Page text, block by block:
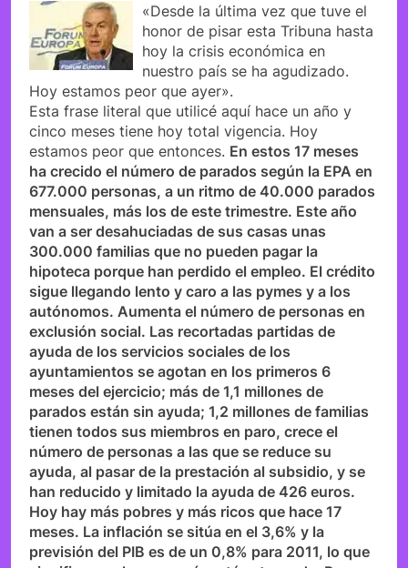
«Desde la última vez que tuve el
honor de pisar esta Tribuna hasta
hoy la crisis económica en
nuestro país se ha agudizado.
Hoy estamos peor que ayer».
Esta frase literal que utilicé aquí hace un año y
cinco meses tiene hoy total vigencia. Hoy
estamos peor que entonces. En estos 17 meses
ha crecido el número de parados según la EPA en
677.000 personas, a un ritmo de 40.000 parados
mensuales, más los de este trimestre. Este año
van a ser desahuciadas de sus casas unas
300.000 familias que no pueden pagar la
hipoteca porque han perdido el empleo. El crédito
sigue llegando lento y caro a las pymes y a los
autónomos. Aumenta el número de personas en
exclusión social. Las recortadas partidas de
ayuda de los servicios sociales de los
ayuntamientos se agotan en los primeros 6
meses del ejercicio; más de 1,1 millones de
parados están sin ayuda; 1,2 millones de familias
tienen todos sus miembros en paro, crece el
número de personas a las que se reduce su
ayuda, al pasar de la prestación al subsidio, y se
han reducido y limitado la ayuda de 426 euros.
Hoy hay más pobres y más ricos que hace 17
meses. La inflación se sitúa en el 3,6% y la
previsión del PIB es de un 0,8% para 2011, lo que